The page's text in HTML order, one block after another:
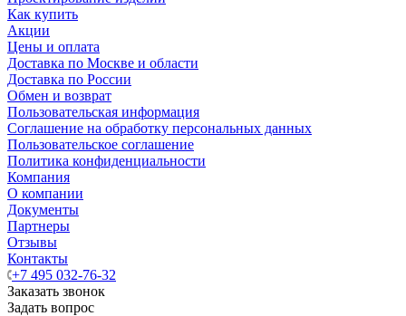
Как купить
Акции
Цены и оплата
Доставка по Москве и области
Доставка по России
Обмен и возврат
Пользовательская информация
Соглашение на обработку персональных данных
Пользовательское соглашение
Политика конфиденциальности
Компания
О компании
Документы
Партнеры
Отзывы
Контакты
+7 495 032-76-32
Заказать звонок
Задать вопрос